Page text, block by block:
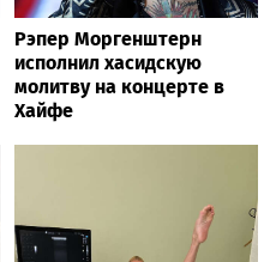
Рэпер Моргенштерн
исполнил хасидскую
молитву на концерте в
Хайфе